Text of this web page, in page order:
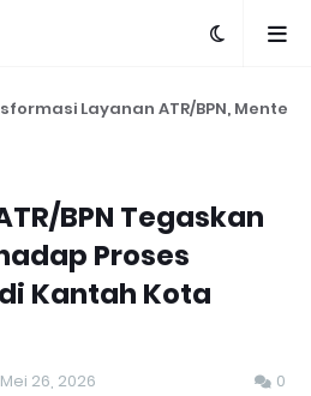
Layanan ATR/BPN, Menteri
BPN Tegaskan
Proses
Kantah Kota
Mei 26, 2026 0